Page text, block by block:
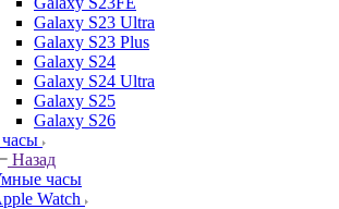
Galaxy S23 Ultra
Galaxy S23 Plus
Galaxy S24
Galaxy S24 Ultra
Galaxy S25
Galaxy S26
Назад
часы
Watch